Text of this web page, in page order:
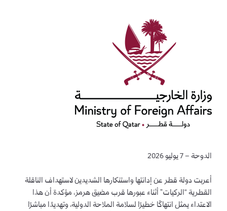
الدوحة – 7 يوليو 2026
أعربت دولة قطر عن إدانتها واستنكارها الشديدين لاستهداف الناقلة
القطرية “الركيات” أثناء عبورها قرب مضيق هرمز، مؤكدة أن هذا
الاعتداء يمثل انتهاكًا خطيرًا لسلامة الملاحة الدولية، وتهديدًا مباشرًا